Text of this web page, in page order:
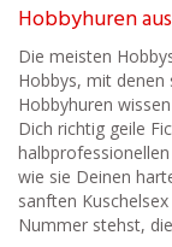
Hobbyhuren
Die meisten
Hobbys, mit denen
Hobbyhuren
Dich richtig geile
wie sie Deinen
sanften
Nummer stehst,